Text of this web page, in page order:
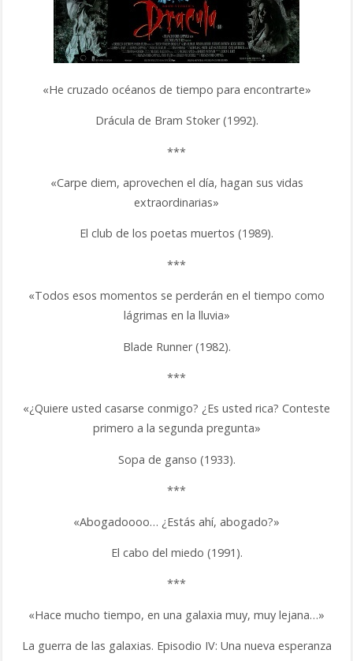
«He cruzado océanos de tiempo para encontrarte»
Drácula de Bram Stoker (1992).
***
«Carpe diem, aprovechen el día, hagan sus vidas
extraordinarias»
El club de los poetas muertos (1989).
***
«Todos esos momentos se perderán en el tiempo como
lágrimas en la lluvia»
Blade Runner (1982).
***
«¿Quiere usted casarse conmigo? ¿Es usted rica? Conteste
primero a la segunda pregunta»
Sopa de ganso (1933).
***
«Abogadoooo… ¿Estás ahí, abogado?»
El cabo del miedo (1991).
***
«Hace mucho tiempo, en una galaxia muy, muy lejana…»
La guerra de las galaxias. Episodio IV: Una nueva esperanza